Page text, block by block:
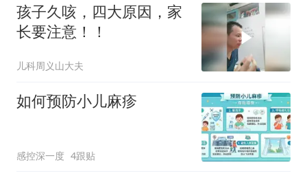
孩子久咳，四大原因，家
长要注意！！
儿科周义山大夫
如何预防小儿麻疹
感控深一度 4跟贴